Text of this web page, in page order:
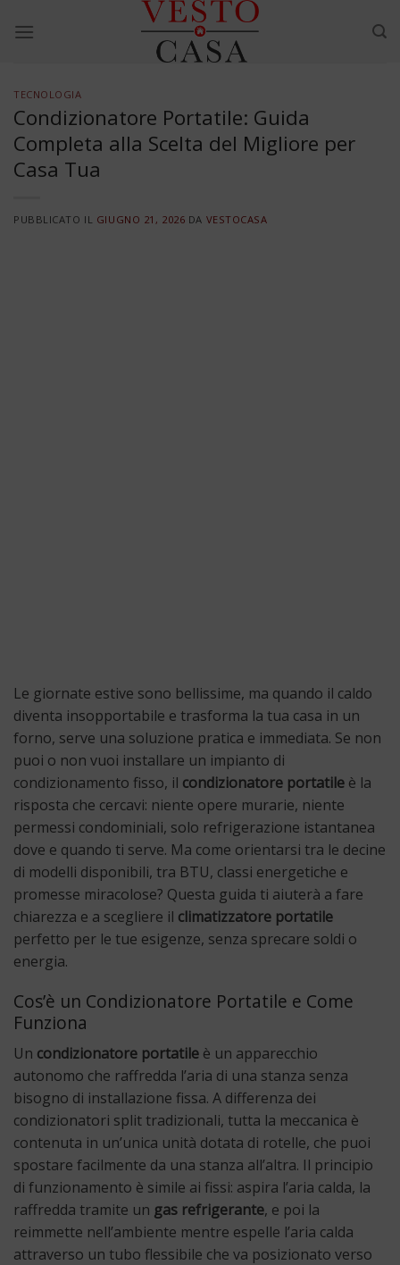
TECNOLOGIA
Condizionatore Portatile: Guida
Completa alla Scelta del Migliore per
Casa Tua
PUBBLICATO IL GIUGNO 21, 2026 DA VESTOCASA
Le giornate estive sono bellissime, ma quando il caldo
diventa insopportabile e trasforma la tua casa in un
forno, serve una soluzione pratica e immediata. Se non
puoi o non vuoi installare un impianto di
condizionamento fisso, il condizionatore portatile è la
risposta che cercavi: niente opere murarie, niente
permessi condominiali, solo refrigerazione istantanea
dove e quando ti serve. Ma come orientarsi tra le decine
di modelli disponibili, tra BTU, classi energetiche e
promesse miracolose? Questa guida ti aiuterà a fare
chiarezza e a scegliere il climatizzatore portatile
perfetto per le tue esigenze, senza sprecare soldi o
energia.
Cos’è un Condizionatore Portatile e Come
Funziona
Un condizionatore portatile è un apparecchio
autonomo che raffredda l’aria di una stanza senza
bisogno di installazione fissa. A differenza dei
condizionatori split tradizionali, tutta la meccanica è
contenuta in un’unica unità dotata di rotelle, che puoi
spostare facilmente da una stanza all’altra. Il principio
di funzionamento è simile ai fissi: aspira l’aria calda, la
raffredda tramite un gas refrigerante, e poi la
reimmette nell’ambiente mentre espelle l’aria calda
attraverso un tubo flessibile che va posizionato verso